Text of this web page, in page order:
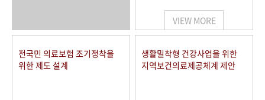
사진 아카이브 문서 기록물 행정박물 영상 기록물
50+1 주년 기념
VIEW MORE
전국민 의료보험 조기정착을
위한 제도 설계
생활밀착형 건강사업을 위한
지역보건의료제공체계 제안